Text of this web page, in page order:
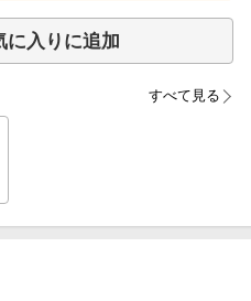
に入りに追加
すべて見る